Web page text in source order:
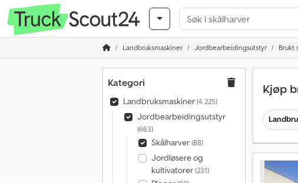
Landbruksmaskiner Jordbearbeidingsutstyr Brukt
Kategori
Landbruksmaskiner(4 225)
Jordbearbeidingsutstyr
(663)
Skålharver(88)
Jordløsere og
kultivatorer(231)
Kjøp